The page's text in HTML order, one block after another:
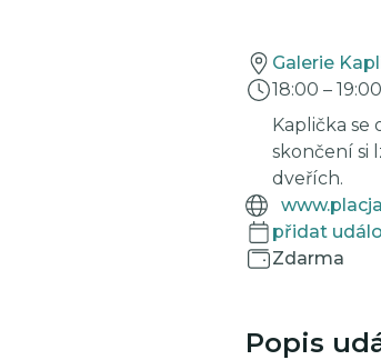
Galerie
18:00 – 19:00
Kaplička se
skončení si
dveřích.
přidat
Zdarma
Popis